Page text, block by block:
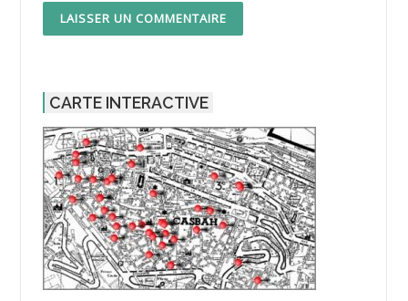
CARTE INTERACTIVE